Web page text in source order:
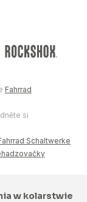
Fahrrad
si
Schaltwerke
w kolarstwie